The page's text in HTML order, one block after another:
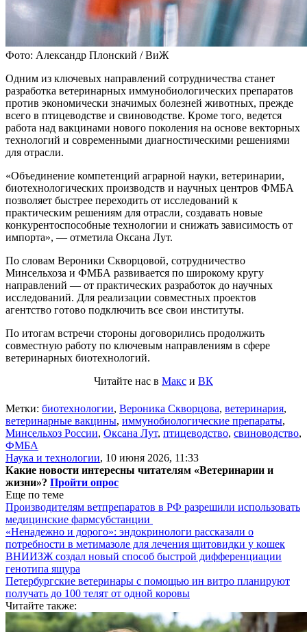
Фото: Александр Плонский / ВиЖ
Одним из ключевых направлений сотрудничества станет
разработка ветеринарных иммунобиологических препаратов
против экономически значимых болезней животных, прежде
всего в птицеводстве и свиноводстве. Кроме того, ведется
работа над вакцинами нового поколения на основе векторных
технологий и современными диагностическими решениями
для отрасли.
«Объединение компетенций аграрной науки, ветеринарии,
биотехнологических производств и научных центров ФМБА
позволяет быстрее переходить от исследований к
практическим решениям для отрасли, создавать новые
конкурентоспособные технологии и снижать зависимость от
импорта», — отметила Оксана Лут.
По словам Вероники Скворцовой, сотрудничество
Минсельхоза и ФМБА развивается по широкому кругу
направлений — от практических разработок до научных
исследований. Для реализации совместных проектов
агентство готово подключить все свои институты.
По итогам встречи стороны договорились продолжить
совместную работу по ключевым направлениям в сфере
ветеринарных биотехнологий.
Читайте нас в Макс и ВК
Метки: биотехнологии, Вероника Скворцова, ветеринария,
ветеринарные вакцины, иммунобиологические препараты,
Минсельхоз России, Оксана Лут, птицеводство, свиноводство,
ФМБА
Наука и технологии, 10 июня 2026, 11:33
Какие новости интересны читателям «Ветеринарии и
жизни»? Пройти опрос
Еще по теме
Производителям ветпрепаратов в РФ разрешили использовать
медицинские фармсубстанции
«Ненадежно и дорого»: эндокринологи рассказали о
потребности в метимазоле для лечения щитовидки у кошек
ВНИИЗЖ создал новый способ быстрой дифференциации
генотипа ящура
Петербургские ветеринары с помощью ин витро планируют
получать до 100 телят от одной коровы
Читайте также: